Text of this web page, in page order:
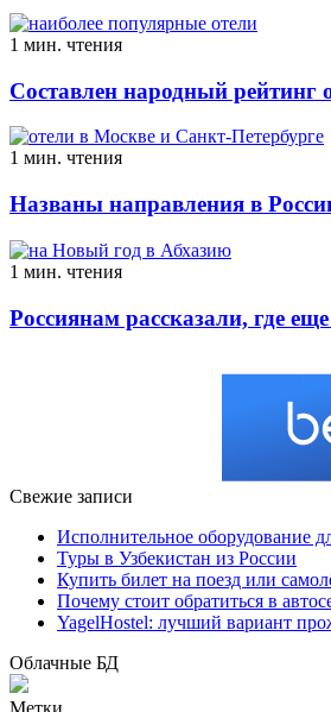
1 мин. чтения
Составлен народный рейтинг
1 мин. чтения
Названы направления в
1 мин. чтения
Россиянам рассказали, где
Свежие записи
Исполнительное оборудование
Туры в Узбекистан из России
Купить билет на поезд или
Почему стоит обратиться в
YagelHostel: лучший вариант
Облачные БД